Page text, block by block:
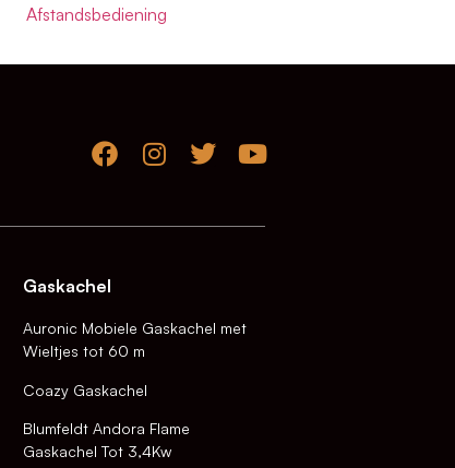
Afstandsbediening
Gaskachel
Auronic Mobiele Gaskachel met
Wieltjes tot 60 m
Coazy Gaskachel
Blumfeldt Andora Flame
Gaskachel Tot 3,4Kw